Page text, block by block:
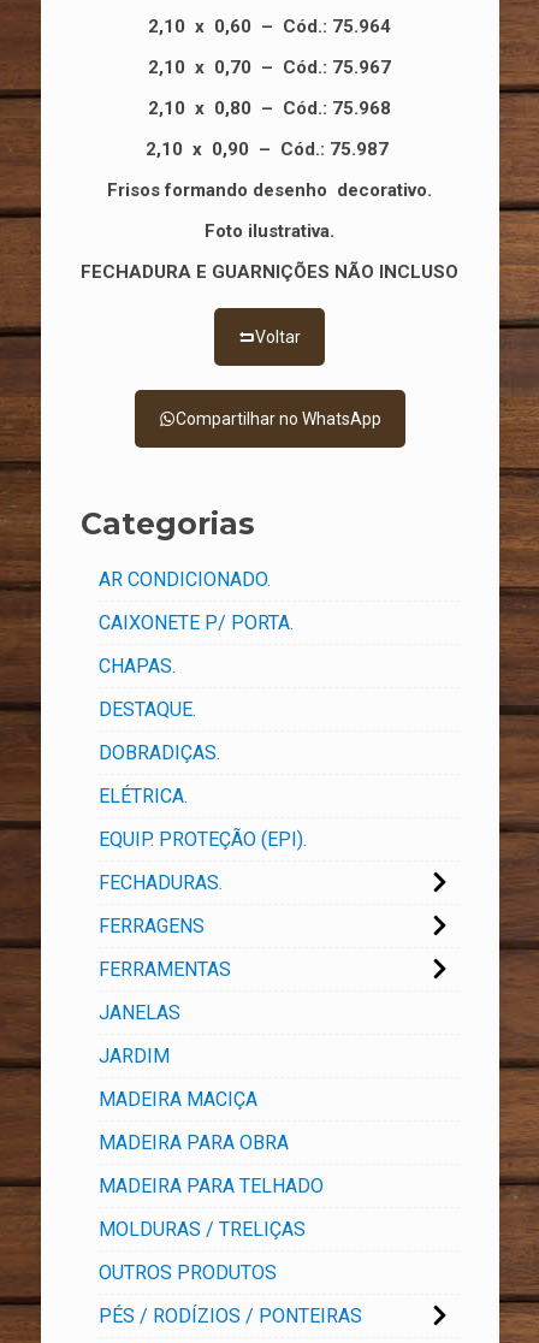
2,10 x 0,60 – Cód.: 75.964
2,10 x 0,70 – Cód.: 75.967
2,10 x 0,80 – Cód.: 75.968
2,10 x 0,90 – Cód.: 75.987
Frisos formando desenho decorativo.
Foto ilustrativa.
FECHADURA E GUARNIÇÕES NÃO INCLUSO
Voltar
Compartilhar no WhatsApp
Categorias
AR CONDICIONADO.
CAIXONETE P/ PORTA.
CHAPAS.
DESTAQUE.
DOBRADIÇAS.
ELÉTRICA.
EQUIP. PROTEÇÃO (EPI).
FECHADURAS.
FERRAGENS
FERRAMENTAS
JANELAS
JARDIM
MADEIRA MACIÇA
MADEIRA PARA OBRA
MADEIRA PARA TELHADO
MOLDURAS / TRELIÇAS
OUTROS PRODUTOS
PÉS / RODÍZIOS / PONTEIRAS